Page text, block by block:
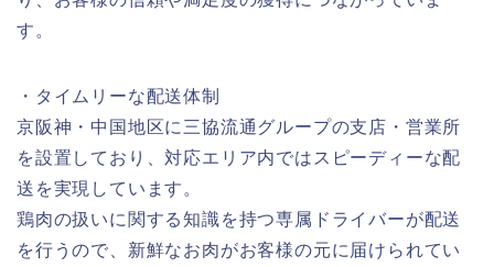
す。
・タイムリーな配送体制
京阪神・中国地区に三協流通グループの支店・営業所
を設置しており、対応エリア内ではスピーディーな配
送を実現しています。
鶏肉の扱いに関する知識を持つ専属ドライバーが配送
を行うので、新鮮なお肉がお客様の元に届けられてい